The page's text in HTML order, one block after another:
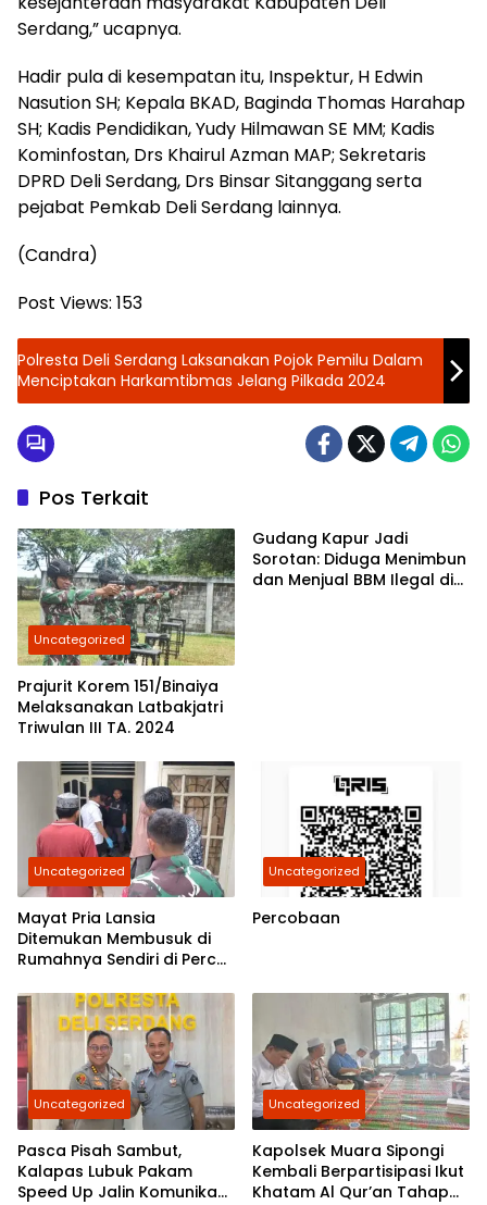
Serdang,” ucapnya.
Hadir pula di kesempatan itu, Inspektur, H Edwin
Nasution SH; Kepala BKAD, Baginda Thomas Harahap
SH; Kadis Pendidikan, Yudy Hilmawan SE MM; Kadis
Kominfostan, Drs Khairul Azman MAP; Sekretaris
DPRD Deli Serdang, Drs Binsar Sitanggang serta
pejabat Pemkab Deli Serdang lainnya.
(Candra)
Post Views: 153
Polresta Deli Serdang Laksanakan Pojok Pemilu Dalam
Menciptakan Harkamtibmas Jelang Pilkada 2024
Pos Terkait
Uncategorized
Prajurit Korem 151/Binaiya
Melaksanakan Latbakjatri
Triwulan III TA. 2024
Gudang Kapur Jadi
Sorotan: Diduga Menimbun
dan Menjual BBM Ilegal di
Uncategorized
Mayat Pria Lansia
Ditemukan Membusuk di
Rumahnya Sendiri di Percut
Uncategorized
Percobaan
Uncategorized
Pasca Pisah Sambut,
Kalapas Lubuk Pakam
Speed Up Jalin Komunikasi
Uncategorized
Kapolsek Muara Sipongi
Kembali Berpartisipasi Ikut
Khatam Al Qur’an Tahap